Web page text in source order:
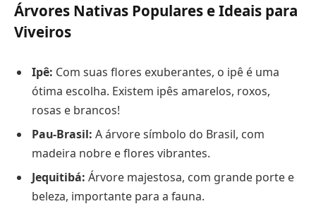
Árvores Nativas Populares e Ideais para
Viveiros
Ipê: Com suas flores exuberantes, o ipê é uma
ótima escolha. Existem ipês amarelos, roxos,
rosas e brancos!
Pau-Brasil: A árvore símbolo do Brasil, com
madeira nobre e flores vibrantes.
Jequitibá: Árvore majestosa, com grande porte e
beleza, importante para a fauna.